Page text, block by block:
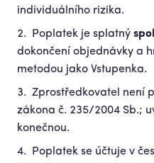
individuálního rizika.
Poplatek je splatný
dokončení objednávky a
metodou jako Vstupenka.
Zprostředkovatel není
zákona č. 235/2004 Sb.;
konečnou.
Poplatek se účtuje v